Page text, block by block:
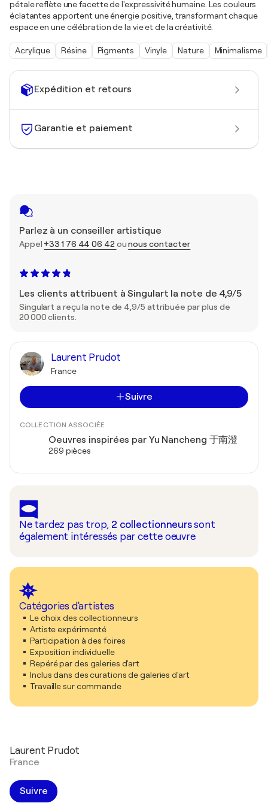
Expédition et retours
Garantie et paiement
Parlez à un conseiller artistique
Appel +33 1 76 44 06 42 ounous contacter
Les clients attribuent à Singulart la note de 4,9/5
Singulart a reçu la note de 4,9/5 attribuée par plus de
20 000 clients.
Laurent Prudot
France
Suivre
COLLECTION ASSOCIÉE
Oeuvres inspirées par Yu Nancheng 于南澄
269 pièces
Ne tardez pas trop, 2 collectionneurssont
également intéressés par cette oeuvre
Catégories d'artistes
Le choix des collectionneurs
Artiste expérimenté
Participation à des foires
Exposition individuelle
Repéré par des galeries d'art
Inclus dans des curations de galeries d'art
Travaille sur commande
pétale reflète une facette de l'expressivité humaine. Les couleurs
éclatantes apportent une énergie positive, transformant chaque
espace en une célébration de la vie et de la créativité.
Acrylique Résine Pigments Vinyle Nature Minimalisme
Laurent Prudot
France
Suivre